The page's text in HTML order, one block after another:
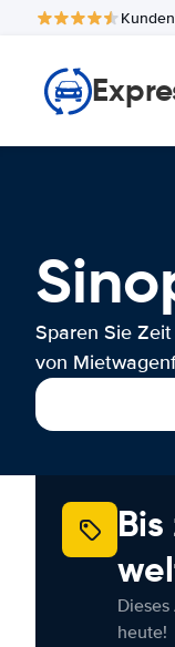
Sparen Sie
von
heute!